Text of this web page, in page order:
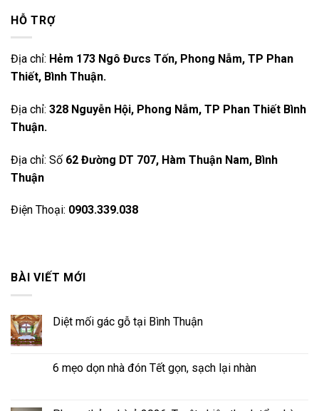
HỖ TRỢ
Địa chỉ: Hẻm 173 Ngô Đưcs Tốn, Phong Nẫm, TP Phan
Thiết, Bình Thuận.
Địa chỉ: 328 Nguyễn Hội, Phong Nẫm, TP Phan Thiết Bình
Thuận.
Địa chỉ: Số 62 Đường DT 707, Hàm Thuận Nam, Bình
Thuận
Điện Thoại: 0903.339.038
BÀI VIẾT MỚI
Diệt mối gác gỗ tại Bình Thuận
6 mẹo dọn nhà đón Tết gọn, sạch lại nhàn